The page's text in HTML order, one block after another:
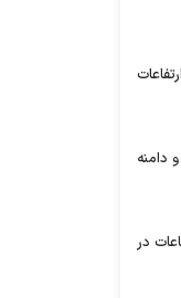
دامنه
در